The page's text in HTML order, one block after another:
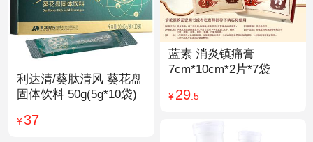
蓝素 消炎镇痛膏
7cm*10cm*2片*7袋
¥29.5
利达清/葵肽清风 葵花盘
固体饮料 50g(5g*10袋)
¥37